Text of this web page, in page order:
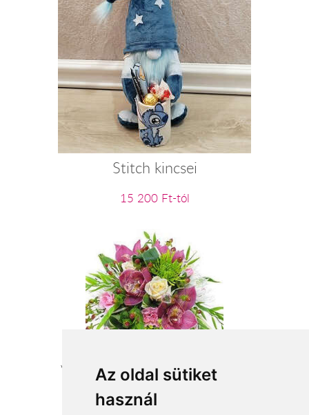
Az oldal sütiket
használ
Stitch kincsei
15 200 Ft-tól
Varázslatos virágcsokor virágküldés
29 200 Ft-tól